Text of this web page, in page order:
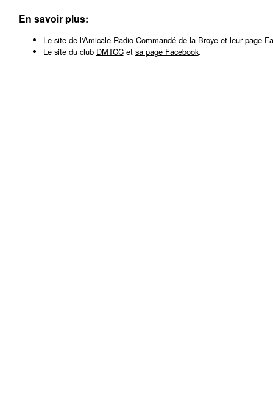
En savoir plus:
Le site de l'Amicale Radio-Commandé de la Broyeet leurpage
Le site du club DMTCCet sa page Facebook.